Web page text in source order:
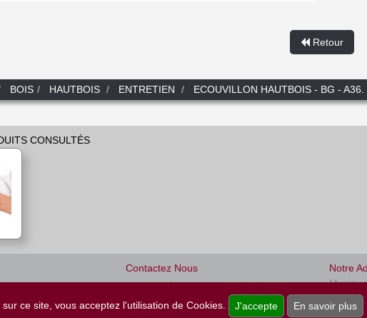
Retour
BOIS HAUTBOIS ENTRETIEN ECOUVILLON HAUTBOIS - BG - A36.
ce site, vous acceptez l'utilisation de Cookies. J'accepte En savoir plus
CONSULTÉS
Contactez Nous
+33 (0)1.45.22.16.80
Mardi au Vendredi 9h30 - 18h00
Notre
47, rue
75008